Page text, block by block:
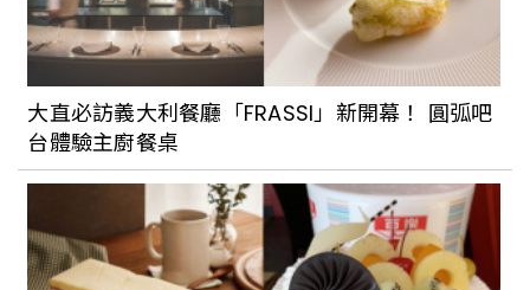
大直必訪義大利餐廳「FRASSI」新開幕！ 圓弧吧
台體驗主廚餐桌